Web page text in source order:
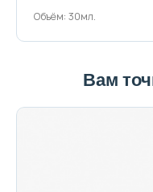
Объём: 30мл.
Вам